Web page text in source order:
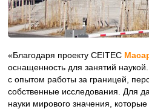
«Благодаря проекту CEITEC
оснащенность для занятий
с опытом работы за границей,
собственные исследования. Для
науки мирового значения,